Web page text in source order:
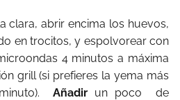
clara, abrir encima los huevos,
en trocitos, y espolvorear con
4 minutos a máxima
grill (si prefieres la yema más
minuto).Añadir un poco de